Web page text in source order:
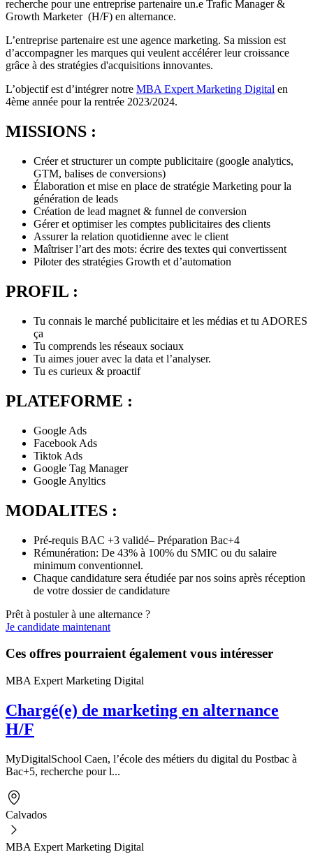
recherche pour une entreprise partenaire un.e Trafic Manager &
Growth Marketer (H/F) en alternance.
L’entreprise partenaire est une agence marketing. Sa mission est
d’accompagner les marques qui veulent accélérer leur croissance
grâce à des stratégies d'acquisitions innovantes.
L’objectif est d’intégrer notre MBA Expert Marketing Digital en
4ème année pour la rentrée 2023/2024.
MISSIONS :
Créer et structurer un compte publicitaire (google analytics,
GTM, balises de conversions)
Élaboration et mise en place de stratégie Marketing pour la
génération de leads
Création de lead magnet & funnel de conversion
Gérer et optimiser les comptes publicitaires des clients
Assurer la relation quotidienne avec le client
Maîtriser l’art des mots: écrire des textes qui convertissent
Piloter des stratégies Growth et d’automation
PROFIL :
Tu connais le marché publicitaire et les médias et tu ADORES
ça
Tu comprends les réseaux sociaux
Tu aimes jouer avec la data et l’analyser.
Tu es curieux & proactif
PLATEFORME :
Google Ads
Facebook Ads
Tiktok Ads
Google Tag Manager
Google Anyltics
MODALITES :
Pré-requis BAC +3 validé– Préparation Bac+4
Rémunération: De 43% à 100% du SMIC ou du salaire
minimum conventionnel.
Chaque candidature sera étudiée par nos soins après réception
de votre dossier de candidature
Prêt à postuler à une alternance ?
Je candidate maintenant
Ces offres pourraient également vous intéresser
MBA Expert Marketing Digital
Chargé(e) de marketing en alternance
H/F
MyDigitalSchool Caen, l’école des métiers du digital du Postbac à
Bac+5, recherche pour l...
Calvados
MBA Expert Marketing Digital